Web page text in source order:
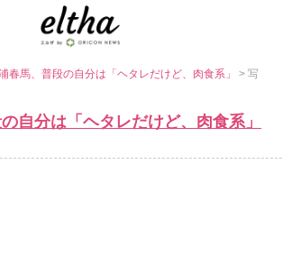
春馬、普段の自分は「ヘタレだけど、肉食系」> 写
自分は「ヘタレだけど、肉食系」